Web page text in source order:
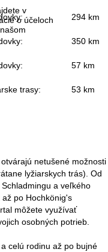
v
o účeloch
294 km
350 km
57 km
trasy: 53 km
netušené možnosti
lyžiarskych trás). Od
a veľkého
po Hochkönig's
môžete využívať
osobných potrieb.
celú rodinu až po bujné